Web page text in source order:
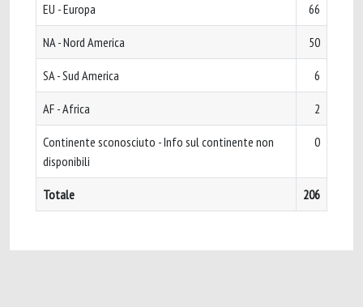
EU - Europa 66
NA - Nord America 50
SA - Sud America 6
AF - Africa 2
Continente sconosciuto - Info sul continente non
disponibili
0
Totale 206